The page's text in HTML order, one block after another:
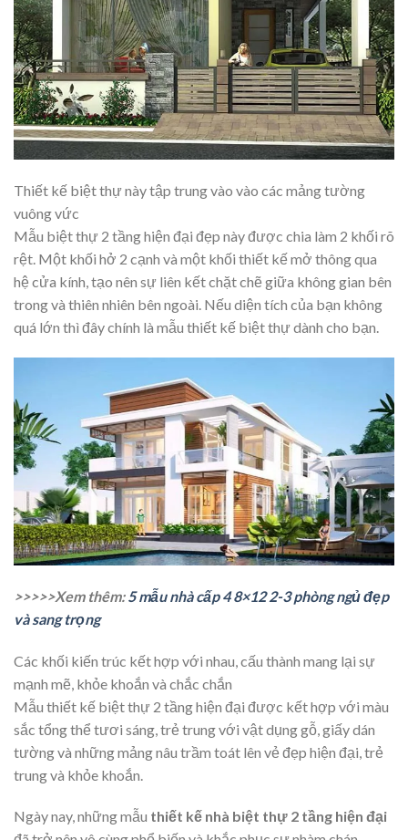
Thiết kế biệt thự này tập trung vào vào các mảng tường
vuông vức
Mẫu biệt thự 2 tầng hiện đại đẹp này được chia làm 2 khối rõ
rệt. Một khối hở 2 cạnh và một khối thiết kế mở thông qua
hệ cửa kính, tạo nên sự liên kết chặt chẽ giữa không gian bên
trong và thiên nhiên bên ngoài. Nếu diện tích của bạn không
quá lớn thì đây chính là mẫu thiết kế biệt thự dành cho bạn.
>>>>>Xem thêm: 5 mẫu nhà cấp 4 8×12 2-3 phòng ngủ đẹp
và sang trọng
Các khối kiến trúc kết hợp với nhau, cấu thành mang lại sự
mạnh mẽ, khỏe khoắn và chắc chắn
Mẫu thiết kế biệt thự 2 tầng hiện đại được kết hợp với màu
sắc tổng thể tươi sáng, trẻ trung với vật dụng gỗ, giấy dán
tường và những mảng nâu trầm toát lên vẻ đẹp hiện đại, trẻ
trung và khỏe khoắn.
Ngày nay, những mẫu thiết kế nhà biệt thự 2 tầng hiện đại